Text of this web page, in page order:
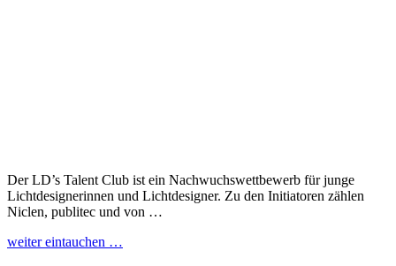
Der LD’s Talent Club ist ein Nachwuchswettbewerb für junge
Lichtdesignerinnen und Lichtdesigner. Zu den Initiatoren zählen
Niclen, publitec und von …
weiter eintauchen …